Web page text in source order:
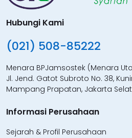
Hubungi Kami
(021) 508-85222
Menara BPJamsostek (Menara
Jl. Jend. Gatot Subroto No. 38,
Mampang Prapatan, Jakarta
Informasi Perusahaan
Sejarah & Profil Perusahaan